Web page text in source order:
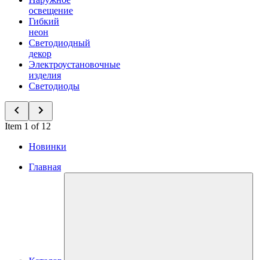
освещение
Гибкий
неон
Светодиодный
декор
Электроустановочные
изделия
Светодиоды
Item 1 of 12
Новинки
Главная